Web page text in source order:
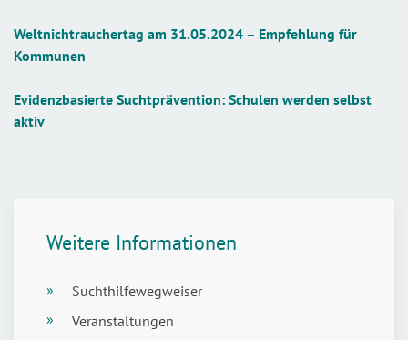
Weltnichtrauchertag am 31.05.2024 – Empfehlung für
Kommunen
Evidenzbasierte Suchtprävention: Schulen werden selbst
aktiv
Weitere Informationen
Suchthilfewegweiser
Veranstaltungen